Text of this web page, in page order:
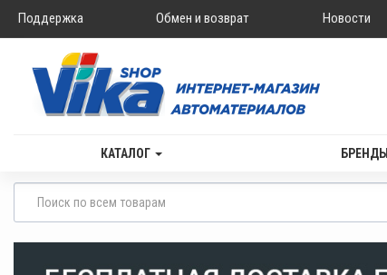
Поддержка Обмен и возврат Новости
КАТАЛОГ БРЕНДЫ